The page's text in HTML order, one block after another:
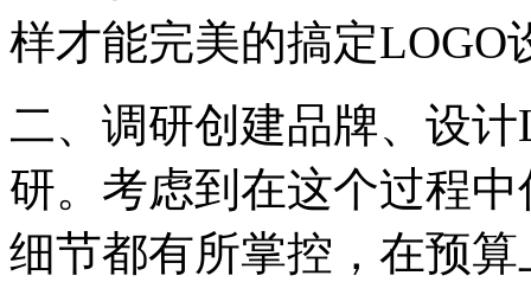
样才能完美的搞定LOGO
二、调研创建品牌、设
研。考虑到在这个过程
细节都有所掌控，在预